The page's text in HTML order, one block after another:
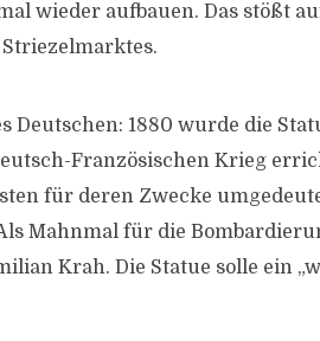
wieder aufbauen. Das stößt
Deutschen: 1880 wurde die
Französischen Krieg
für deren Zwecke
Mahnmal für die
Krah. Die Statue solle ein